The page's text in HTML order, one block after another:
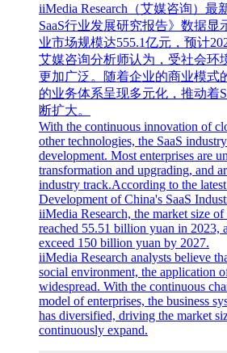
iiMedia Research（艾媒咨询）最
SaaS行业发展研究报告》数据显
业市场规模达555.1亿元，预计
艾媒咨询分析师认为，受社会环
更加广泛。随着企业的商业模式
的业务体系呈现多元化，推动着
断扩大。
With the continuous innovation of
other technologies, the SaaS
development. Most enterprises are
transformation and upgrading, and
industry track.According to the
Development of China's SaaS
iiMedia Research, the market size
reached 55.51 billion yuan in 2023,
exceed 150 billion yuan by 2027.
iiMedia Research analysts believe
social environment, the application
widespread. With the continuous
model of enterprises, the business
has diversified, driving the market
continuously expand.